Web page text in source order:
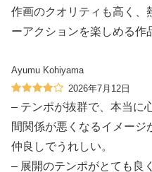
作画のクオリティも高く、
ーアクションを楽しめる作
Ayumu Kohiyama
2026年7月12日
– テンポが抜群で、本当に
間関係が悪くなるイメージ
仲良しでうれしい。
– 展開のテンポがとても良